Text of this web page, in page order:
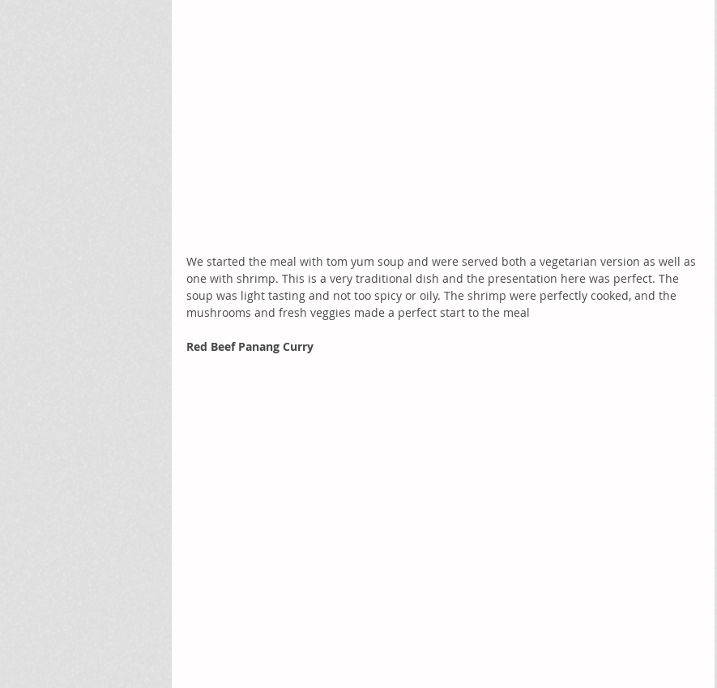
We started the meal with tom yum soup and were served both a vegetarian version as well as
one with shrimp. This is a very traditional dish and the presentation here was perfect. The
soup was light tasting and not too spicy or oily. The shrimp were perfectly cooked, and the
mushrooms and fresh veggies made a perfect start to the meal
Red Beef Panang Curry